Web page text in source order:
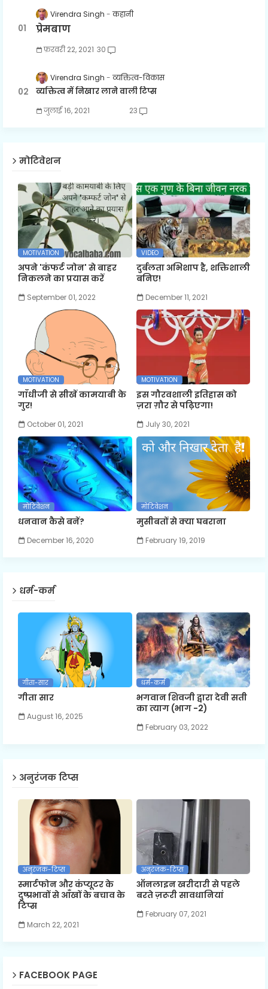
Virendra Singh कहानी
प्रेमबाण
फ़रवरी 22, 2021 30
Virendra Singh व्यक्तित्व-विकास
व्यक्तित्व में निखार लाने वाली टिप्स
जुलाई 16, 2021 23
मोटिवेशन
MOTIVATION
अपने 'कंफर्ट जोन' से बाहर
निकलने का प्रयास करें
September 01, 2022
VIDEO
दुर्बलता अभिशाप है, शक्तिशाली
बनिए!
December 11, 2021
MOTIVATION
गाँधीजी से सीखें कामयाबी के
गुर!
October 01, 2021
MOTIVATION
इस गौरवशाली इतिहास को
ज़रा ग़ौर से पढ़िएगा!
July 30, 2021
मोटिवेशन
धनवान कैसे बनें?
December 16, 2020
मोटिवेशन
मुसीबतों से क्या घबराना
February 19, 2019
धर्म-कर्म
गीता-सार
गीता सार
August 16, 2025
धर्म-कर्म
भगवान शिवजी द्वारा देवी सती
का त्याग (भाग -2)
February 03, 2022
अनुरंजक टिप्स
अनुरंजक-टिप्स
स्मार्टफोन और कंप्यूटर के
दुष्प्रभावों से आँखों के बचाव के
टिप्स
March 22, 2021
अनुरंजक-टिप्स
ऑनलाइन खरीदारी से पहले
बरते ज़रूरी सावधानियां
February 07, 2021
FACEBOOK PAGE